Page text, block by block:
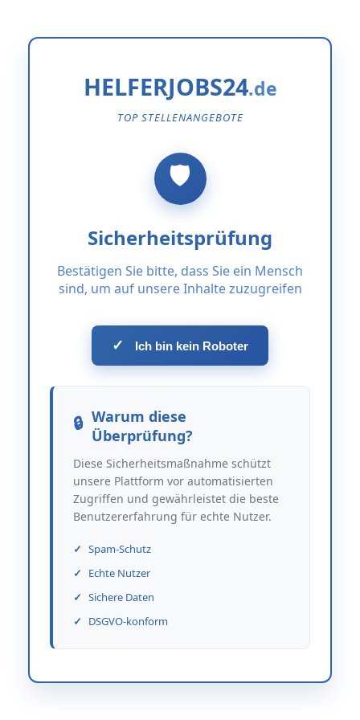
HELFERJOBS24
TOP STELLENANGEBOTE
Sicherheitsprüfung
Bestätigen Sie bitte, dass Sie ein Mensch
sind, um auf unsere Inhalte zuzugreifen
✓ Ich bin kein Roboter
Warum diese
Überprüfung?
Diese Sicherheitsmaßnahme schützt
unsere Plattform vor automatisierten
Zugriffen und gewährleistet die beste
Benutzererfahrung für echte Nutzer.
Spam-Schutz
Echte Nutzer
Sichere Daten
DSGVO-konform